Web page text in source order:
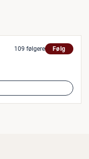
109 følgere Følg